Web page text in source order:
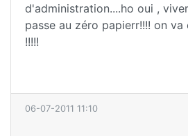
d'administration....ho oui ,
passe au zéro papierr!!!! on
!!!!!
06-07-2011 11:10